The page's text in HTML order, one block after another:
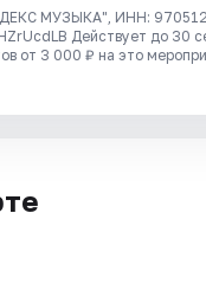
МУЗЫКА", ИНН:
Действует до 30
от 3 000 ₽ на это